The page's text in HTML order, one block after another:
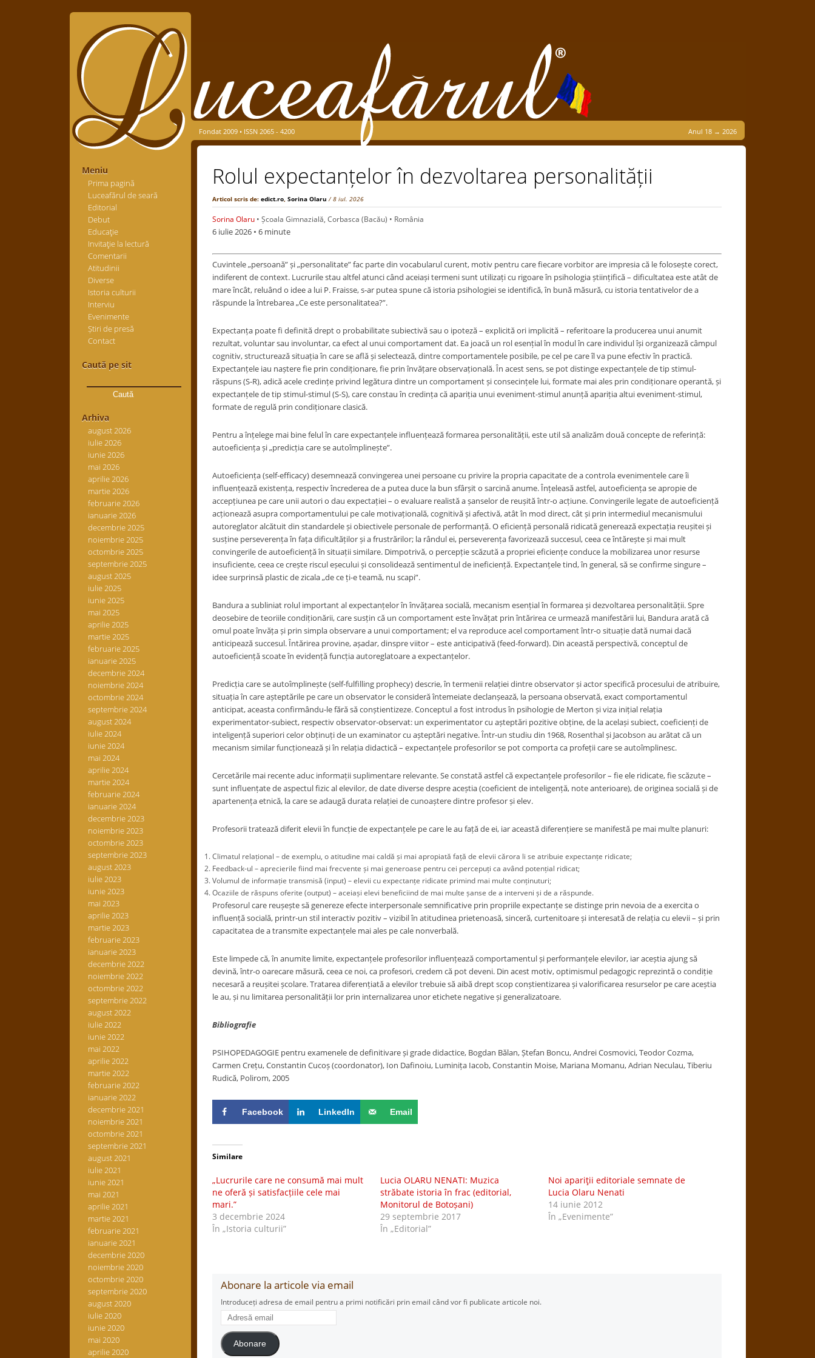
Meniu
Prima pagină
Luceafărul de seară
Editorial
Debut
Educaţie
Invitaţie la lectură
Comentarii
Atitudinii
Diverse
Istoria culturii
Interviu
Evenimente
Știri de presă
Contact
Caută pe sit
după:
Arhiva
august 2026
iulie 2026
iunie 2026
mai 2026
aprilie 2026
martie 2026
februarie 2026
ianuarie 2026
decembrie 2025
noiembrie 2025
octombrie 2025
septembrie 2025
august 2025
iulie 2025
iunie 2025
mai 2025
aprilie 2025
martie 2025
februarie 2025
ianuarie 2025
decembrie 2024
noiembrie 2024
octombrie 2024
septembrie 2024
august 2024
iulie 2024
iunie 2024
mai 2024
aprilie 2024
martie 2024
februarie 2024
ianuarie 2024
decembrie 2023
noiembrie 2023
octombrie 2023
septembrie 2023
august 2023
iulie 2023
iunie 2023
mai 2023
aprilie 2023
martie 2023
februarie 2023
ianuarie 2023
decembrie 2022
noiembrie 2022
octombrie 2022
septembrie 2022
august 2022
iulie 2022
iunie 2022
mai 2022
aprilie 2022
martie 2022
februarie 2022
ianuarie 2022
decembrie 2021
noiembrie 2021
octombrie 2021
septembrie 2021
august 2021
iulie 2021
iunie 2021
mai 2021
aprilie 2021
martie 2021
februarie 2021
ianuarie 2021
decembrie 2020
noiembrie 2020
octombrie 2020
septembrie 2020
august 2020
iulie 2020
iunie 2020
mai 2020
aprilie 2020
Fondat 2009 • ISSN 2065 - 4200 Anul 18 → 2026
Rolul expectanțelor în dezvoltarea personalității
Articol scris de: edict.ro, Sorina Olaru / 8 iul. 2026
Sorina Olaru• Școala Gimnazială, Corbasca (Bacău) • România
6 iulie 2026 • 6 minute
Cuvintele „persoană” și „personalitate” fac parte din vocabularul curent, motiv pentru care fiecare vorbitor are impresia că le folosește corect,
indiferent de context. Lucrurile stau altfel atunci când aceiași termeni sunt utilizați cu rigoare în psihologia științifică – dificultatea este atât de
mare încât, reluând o idee a lui P. Fraisse, s-ar putea spune că istoria psihologiei se identifică, în bună măsură, cu istoria tentativelor de a
răspunde la întrebarea „Ce este personalitatea?”.
Expectanța poate fi definită drept o probabilitate subiectivă sau o ipoteză – explicită ori implicită – referitoare la producerea unui anumit
rezultat, voluntar sau involuntar, ca efect al unui comportament dat. Ea joacă un rol esențial în modul în care individul își organizează câmpul
cognitiv, structurează situația în care se află și selectează, dintre comportamentele posibile, pe cel pe care îl va pune efectiv în practică.
Expectanțele iau naștere fie prin condiționare, fie prin învățare observațională. În acest sens, se pot distinge expectanțele de tip stimul-
răspuns (S-R), adică acele credințe privind legătura dintre un comportament și consecințele lui, formate mai ales prin condiționare operantă, și
expectanțele de tip stimul-stimul (S-S), care constau în credința că apariția unui eveniment-stimul anunță apariția altui eveniment-stimul,
formate de regulă prin condiționare clasică.
Pentru a înțelege mai bine felul în care expectanțele influențează formarea personalității, este util să analizăm două concepte de referință:
autoeficiența și „predicția care se autoîmplinește”.
Autoeficiența (self-efficacy) desemnează convingerea unei persoane cu privire la propria capacitate de a controla evenimentele care îi
influențează existența, respectiv încrederea de a putea duce la bun sfârșit o sarcină anume. Înțeleasă astfel, autoeficiența se apropie de
accepțiunea pe care unii autori o dau expectației – o evaluare realistă a șanselor de reușită într-o acțiune. Convingerile legate de autoeficiență
acționează asupra comportamentului pe cale motivațională, cognitivă și afectivă, atât în mod direct, cât și prin intermediul mecanismului
autoreglator alcătuit din standardele și obiectivele personale de performanță. O eficiență personală ridicată generează expectația reușitei și
susține perseverența în fața dificultăților și a frustrărilor; la rândul ei, perseverența favorizează succesul, ceea ce întărește și mai mult
convingerile de autoeficiență în situații similare. Dimpotrivă, o percepție scăzută a propriei eficiențe conduce la mobilizarea unor resurse
insuficiente, ceea ce crește riscul eșecului și consolidează sentimentul de ineficiență. Expectanțele tind, în general, să se confirme singure –
idee surprinsă plastic de zicala „de ce ți-e teamă, nu scapi”.
Bandura a subliniat rolul important al expectanțelor în învățarea socială, mecanism esențial în formarea și dezvoltarea personalității. Spre
deosebire de teoriile condiționării, care susțin că un comportament este învățat prin întărirea ce urmează manifestării lui, Bandura arată că
omul poate învăța și prin simpla observare a unui comportament; el va reproduce acel comportament într-o situație dată numai dacă
anticipează succesul. Întărirea provine, așadar, dinspre viitor – este anticipativă (feed-forward). Din această perspectivă, conceptul de
autoeficiență scoate în evidență funcția autoreglatoare a expectanțelor.
Predicția care se autoîmplinește (self-fulfilling prophecy) descrie, în termenii relației dintre observator și actor specifică procesului de atribuire,
situația în care așteptările pe care un observator le consideră întemeiate declanșează, la persoana observată, exact comportamentul
anticipat, aceasta confirmându-le fără să conștientizeze. Conceptul a fost introdus în psihologie de Merton și viza inițial relația
experimentator-subiect, respectiv observator-observat: un experimentator cu așteptări pozitive obține, de la același subiect, coeficienți de
inteligență superiori celor obținuți de un examinator cu așteptări negative. Într-un studiu din 1968, Rosenthal și Jacobson au arătat că un
mecanism similar funcționează și în relația didactică – expectanțele profesorilor se pot comporta ca profeții care se autoîmplinesc.
Cercetările mai recente aduc informații suplimentare relevante. Se constată astfel că expectanțele profesorilor – fie ele ridicate, fie scăzute –
sunt influențate de aspectul fizic al elevilor, de date diverse despre aceștia (coeficient de inteligență, note anterioare), de originea socială și de
apartenența etnică, la care se adaugă durata relației de cunoaștere dintre profesor și elev.
Profesorii tratează diferit elevii în funcție de expectanțele pe care le au față de ei, iar această diferențiere se manifestă pe mai multe planuri:
Climatul relațional – de exemplu, o atitudine mai caldă și mai apropiată față de elevii cărora li se atribuie expectanțe ridicate;
Feedback-ul – aprecierile fiind mai frecvente și mai generoase pentru cei percepuți ca având potențial ridicat;
Volumul de informație transmisă (input) – elevii cu expectanțe ridicate primind mai multe conținuturi;
Ocaziile de răspuns oferite (output) – aceiași elevi beneficiind de mai multe șanse de a interveni și de a răspunde.
Profesorul care reușește să genereze efecte interpersonale semnificative prin propriile expectanțe se distinge prin nevoia de a exercita o
influență socială, printr-un stil interactiv pozitiv – vizibil în atitudinea prietenoasă, sinceră, curtenitoare și interesată de relația cu elevii – și prin
capacitatea de a transmite expectanțele mai ales pe cale nonverbală.
Este limpede că, în anumite limite, expectanțele profesorilor influențează comportamentul și performanțele elevilor, iar aceștia ajung să
devină, într-o oarecare măsură, ceea ce noi, ca profesori, credem că pot deveni. Din acest motiv, optimismul pedagogic reprezintă o condiție
necesară a reușitei școlare. Tratarea diferențiată a elevilor trebuie să aibă drept scop conștientizarea și valorificarea resurselor pe care aceștia
le au, și nu limitarea personalității lor prin internalizarea unor etichete negative și generalizatoare.
Bibliografie
PSIHOPEDAGOGIE pentru examenele de definitivare și grade didactice, Bogdan Bălan, Ștefan Boncu, Andrei Cosmovici, Teodor Cozma,
Carmen Crețu, Constantin Cucoș (coordonator), Ion Dafinoiu, Luminița Iacob, Constantin Moise, Mariana Momanu, Adrian Neculau, Tiberiu
Rudică, Polirom, 2005
Facebook LinkedIn Email
Similare
„Lucrurile care ne consumă mai mult
ne oferă și satisfacțiile cele mai
mari.”
3 decembrie 2024
În „Istoria culturii”
Lucia OLARU NENATI: Muzica
străbate istoria în frac (editorial,
Monitorul de Botoșani)
29 septembrie 2017
În „Editorial”
Noi apariţii editoriale semnate de
Lucia Olaru Nenati
14 iunie 2012
În „Evenimente”
Abonare la articole via email
Introduceți adresa de email pentru a primi notificări prin email când vor fi publicate articole noi.
Adresă
email
Abonare